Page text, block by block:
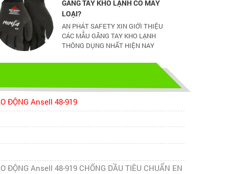
AN PHÁT SAFETY XIN GIỚI THIỆU
CÁC MẪU GĂNG TAY KHO LẠNH
THÔNG DỤNG NHẤT HIỆN NAY
CHỌN GIÀY BẢO HỘ - ĐỪNG ĐỂ
CHÂN BẠN NGUY HIỂM
TỦ ĐỰNG HÓA CHẤT CÓ LỌC HẤP
ĐỘNG Ansell 48-919
ĐỘNG Ansell 48-919 CHỐNG DẦU TIÊU CHUẨN EN